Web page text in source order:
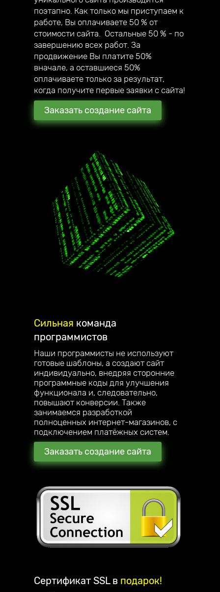
собственный мегамаркетплейс;
— в 2020 году создали авторский online
курс по созданию сайтов под ключ.
2016 год начало работы
стильных сайтов
наши клиенты уже в 17
городах
поэтапно. Как только мы приступаем к
работе, Вы оплачиваете 50 % от
стоимости сайта. Остальные 50 % - по
завершению всех работ. За
продвижение Вы платите 50%
вначале, а оставшиеся 50%
оплачиваете только за результат,
когда получите первые заявки с сайта!
Заказать создание сайта
Сильная команда
программистов
Наши программисты не используют
готовые шаблоны, а создают сайт
индивидуально, внедряя сторонние
программные коды для улучшения
функционала и, следовательно,
повышают конверсии. Также
занимаемся разработкой
полноценных интернет-магазинов, с
подключением платёжных систем.
Заказать создание сайта
Сертификат SSL в подарок!